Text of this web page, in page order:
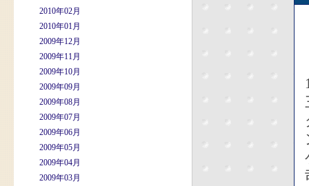
2010年02月
2010年01月
2009年12月
2009年11月
2009年10月
2009年09月
2009年08月
2009年07月
2009年06月
2009年05月
2009年04月
2009年03月